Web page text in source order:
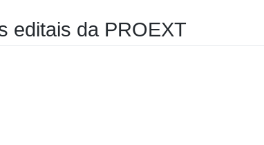
editais da PROEXT